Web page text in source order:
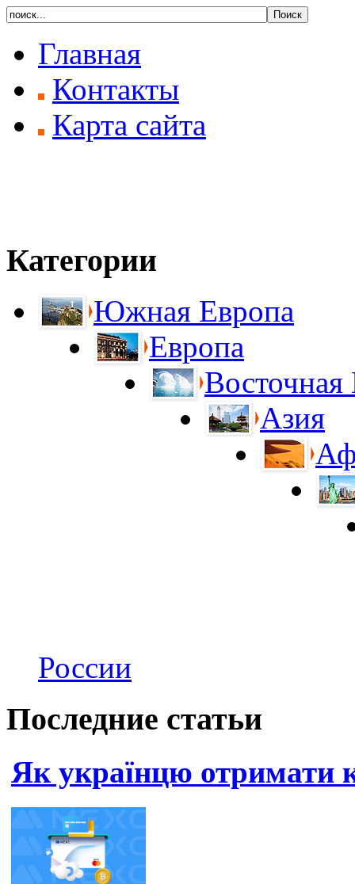
Главная
Контакты
Карта сайта
Категории
Южная Европа
Европа
Восточная
Азия
России
Последние статьи
Як українцю отримати